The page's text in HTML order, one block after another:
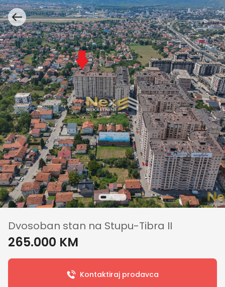
Dvosoban stan na Stupu-Tibra II
265.000 KM
Kontaktiraj prodavca